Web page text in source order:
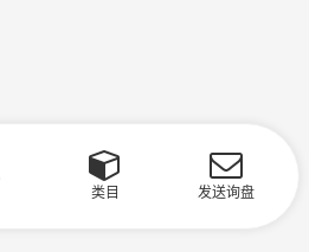
类目 发送询盘